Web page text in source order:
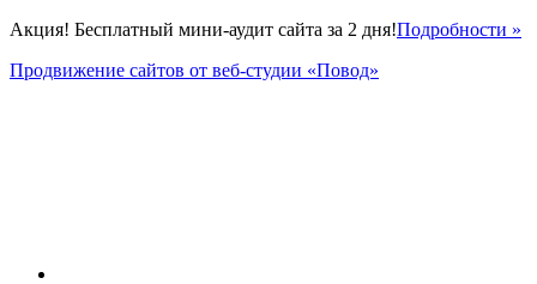
Акция! Бесплатный мини-аудит сайта за 2 дня!Подробности »
Продвижение сайтов от веб-студии «Повод»